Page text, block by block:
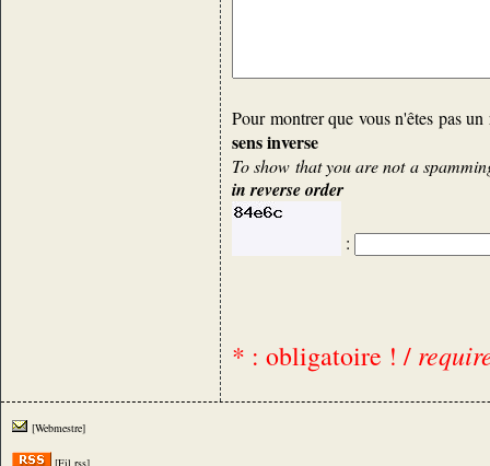
Pour montrer que vous n'êtes pas
sens inverse
To show that you are not a
in reverse order
:
* : obligatoire ! /
[Webmestre]
[Fil rss]